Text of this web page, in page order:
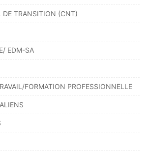
DE TRANSITION (CNT)
EDM-SA
FORMATION PROFESSIONNELLE